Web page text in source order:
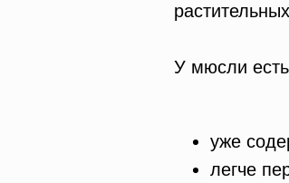
У мюсли
уже
легче